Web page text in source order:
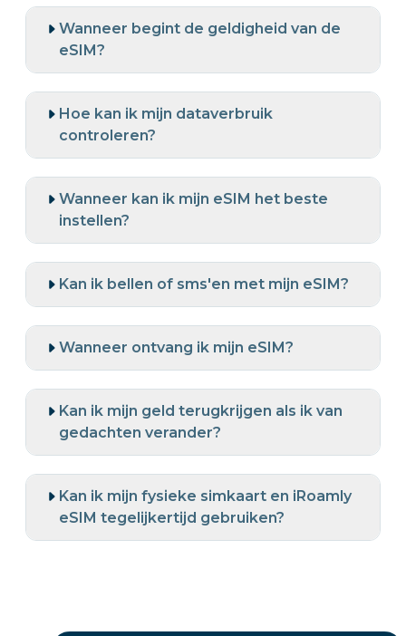
Wanneer begint de geldigheid van de
eSIM?
Hoe kan ik mijn dataverbruik
controleren?
Wanneer kan ik mijn eSIM het beste
instellen?
Kan ik bellen of sms'en met mijn eSIM?
Wanneer ontvang ik mijn eSIM?
Kan ik mijn geld terugkrijgen als ik van
gedachten verander?
Kan ik mijn fysieke simkaart en iRoamly
eSIM tegelijkertijd gebruiken?